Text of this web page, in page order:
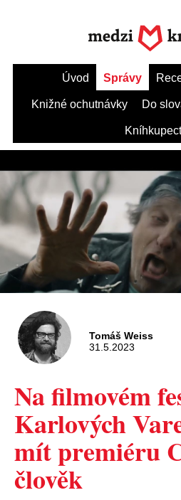
Úvod Správy
Knižné ochutnávky Do
Tomáš Weiss
31.5.2023
Na filmovém
Karlových
mít premiéru
člověk